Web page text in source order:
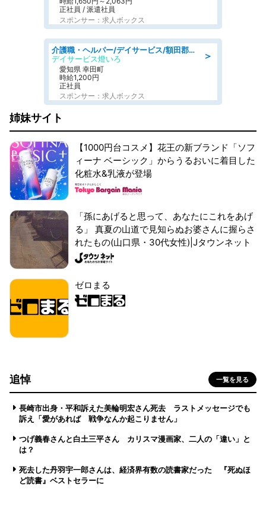
正社員 / 派遣社員
スポンサー：求人ボックス
＞
介護職・ヘルパー/デイサービス/額田郡幸田町/JR東海道本線 幸田/愛知県
デイサービス燈いろ
愛知県 幸田町
時給1,200円
正社員
スポンサー：求人ボックス
姉妹サイト
【1000円台コスメ】花王の新ブランド「ソフ
ィーナ ベーシック」からうるおいに着目した
化粧水&乳液が登場
「孫にあげると思って、あなたにこれをあげ
る」 真夏の山道で見知らぬお婆さんに握らさ
れたもの(山口県・30代女性)|Jタウンネット
ゼロまる
追悼 一覧を見る
長崎市出身・平和訴えた美輪明宏さん死去 ラストメッセージでも
訴え「愛があれば 戦争なんか起こりません」
つげ義春さんと白土三平さん カリスマ漫画家、二人の「違い」と
は？
死去した丹羽宇一郎さんは、経済界有数の読書家だった 『死ぬほ
ど読書』ベストセラーに